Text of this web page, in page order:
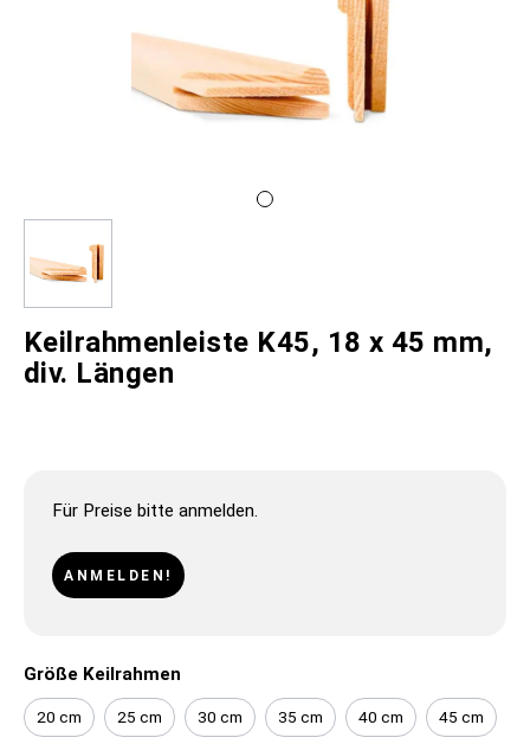
Keilrahmenleiste K45, 18 x 45 mm,
div. Längen
Für Preise bitte anmelden.
ANMELDEN!
Größe Keilrahmen
20 cm 25 cm 30 cm 35 cm 40 cm 45 cm